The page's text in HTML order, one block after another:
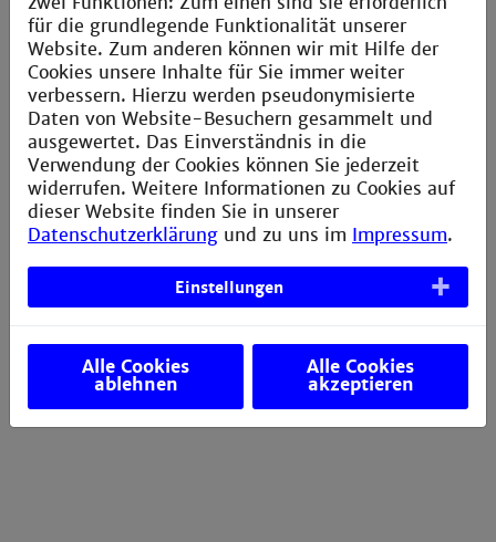
Bartour / Fachschaft
Freitag
09:30 - 13:30 Uhr | R108
MARS-Workshop / Dr. Mark Reisner
13:40 - 15:10 Uhr | R108
Don‘t get lost / Fachschaft
für die grundlegende Funktionalität unserer
Website. Zum anderen können wir mit Hilfe der
Cookies unsere Inhalte für Sie immer weiter
verbessern. Hierzu werden pseudonymisierte
Daten von Website-Besuchern gesammelt und
ausgewertet. Das Einverständnis in die
Verwendung der Cookies können Sie jederzeit
widerrufen. Weitere Informationen zu Cookies auf
dieser Website finden Sie in unserer
Datenschutzerklärung und zu uns im Impressum.
Einstellungen
Alle Cookies
ablehnen
Alle Cookies
akzeptieren